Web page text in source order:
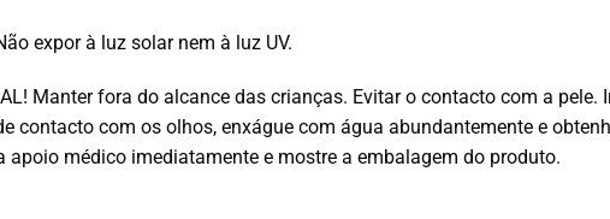
expor à luz solar nem à luz UV.
Manter fora do alcance das crianças. Evitar o contacto com a pele.
contacto com os olhos, enxágue com água abundantemente e
médico imediatamente e mostre a embalagem do produto.